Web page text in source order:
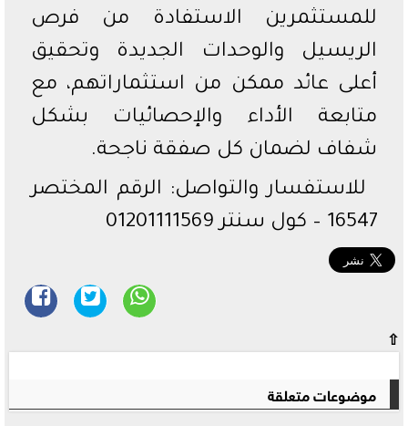
للمستثمرين الاستفادة من فرص
الريسيل والوحدات الجديدة وتحقيق
أعلى عائد ممكن من استثماراتهم، مع
متابعة الأداء والإحصائيات بشكل
شفاف لضمان كل صفقة ناجحة.
للاستفسار والتواصل: الرقم المختصر
16547 – كول سنتر 01201111569
⇧
موضوعات متعلقة